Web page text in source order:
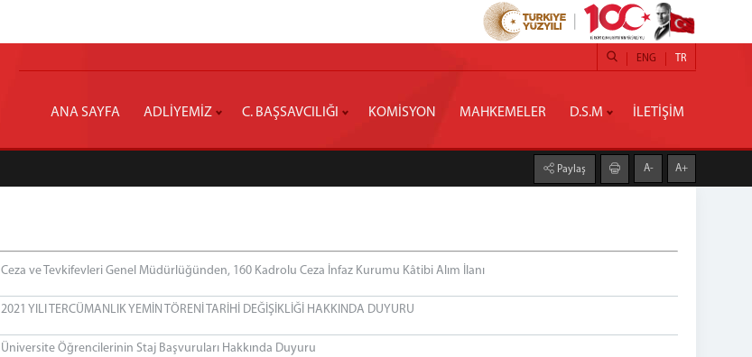
TR
ENG
ANA SAYFA ADLİYEMİZ C. BAŞSAVCILIĞI KOMİSYON MAHKEMELER D.S.M İLETİŞİM
Paylaş A- A+
Ceza ve Tevkifevleri Genel Müdürlüğünden, 160 Kadrolu Ceza İnfaz Kurumu Kâtibi Alım İlanı
2021 YILI TERCÜMANLIK YEMİN TÖRENİ TARİHİ DEĞİŞİKLİĞİ HAKKINDA DUYURU
Üniversite Öğrencilerinin Staj Başvuruları Hakkında Duyuru